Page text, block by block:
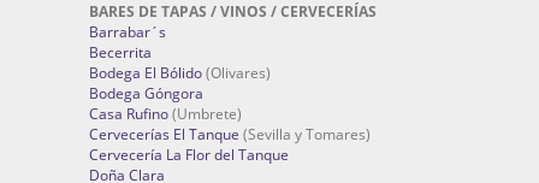
BARES DE TAPAS / VINOS / CERVECERÍAS
Barrabar´s
Becerrita
Bodega El Bólido(Olivares)
Bodega Góngora
Casa Rufino(Umbrete)
Cervecerías El Tanque (Sevilla y Tomares)
Cervecería La Flor del Tanque
Doña Clara